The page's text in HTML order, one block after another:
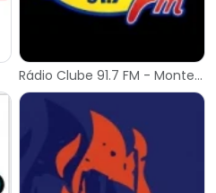
Rádio Clube 91.7 FM - Monte Azul Paulista